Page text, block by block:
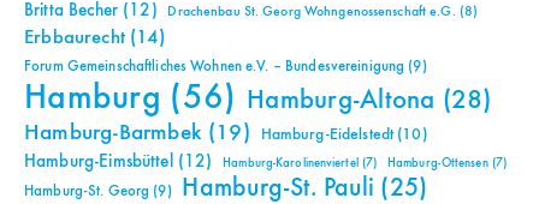
Britta Becher(12) Drachenbau St. Georg Wohngenossenschaft e.G. (8)
Erbbaurecht(14)
Forum Gemeinschaftliches Wohnen e.V. – Bundesvereinigung (9)
Hamburg (56) Hamburg-Altona (28)
Hamburg-Barmbek(19) Hamburg-Eidelstedt(10)
Hamburg-Eimsbüttel (12) Hamburg-Karolinenviertel (7) Hamburg-Ottensen(7)
Hamburg-St. Georg (9) Hamburg-St. Pauli (25)